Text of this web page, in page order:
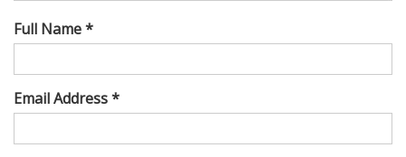
Full Name *
Email Address *